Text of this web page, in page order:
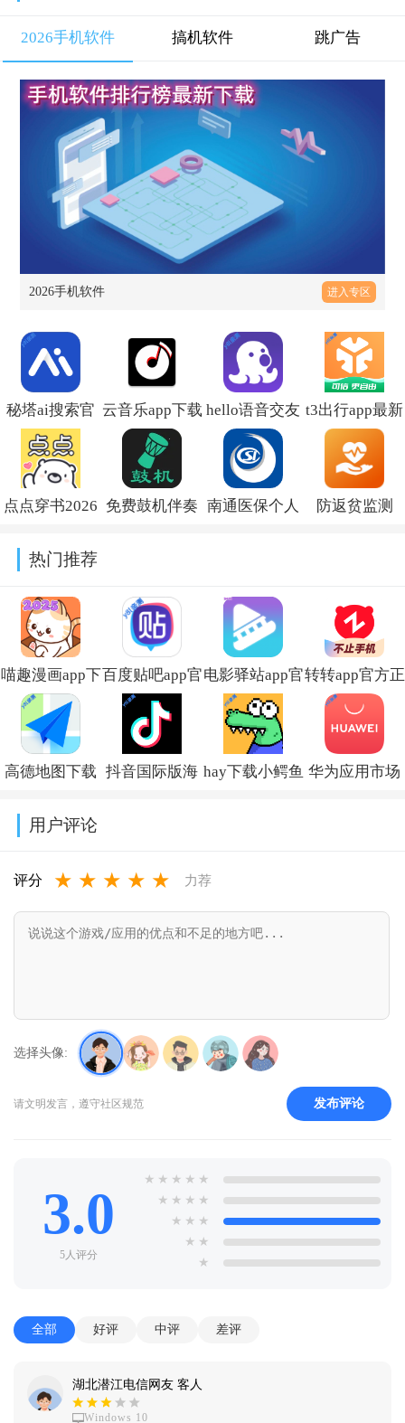
2026手机软件 搞机软件 跳广告
2026手机软件 进入专区
秘塔ai搜索官
方下载v2.7.0
云音乐app下载
最新版v2.5.3
hello语音交友
软件v7.98.0
t3出行app最新
版本v4.5.1
点点穿书2026 免费鼓机伴奏 南通医保个人 防返贫监测
热门推荐
喵趣漫画app下
载小说免费安
装v5.0.0
百度贴吧app官
方下载
v22.5.1.0
电影驿站app官
方最新版本免
费下载v2.0.0
转转app官方正
版下载2026最
新版本v12.6.0
高德地图下载
v16.13.0.2011
抖音国际版海 hay下载小鳄鱼 华为应用市场
用户评论
评分 ★ ★ ★ ★ ★ 力荐
选择头像:
请文明发言，遵守社区规范 发布评论
3.0
5人评分
★ ★ ★ ★ ★
★ ★ ★ ★
★ ★ ★
★ ★
★
全部 好评 中评 差评
湖北潜江电信网友 客人
Windows 10